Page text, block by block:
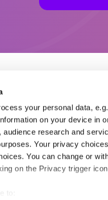
your personal data,
on your device in
research and
Your privacy
You can change or
on the Privacy trigger
to:
de MSH
Nous